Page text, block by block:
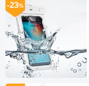
-23%